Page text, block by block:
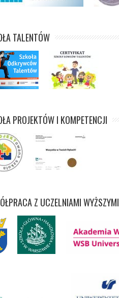
TALENTÓW
PROJEKTÓW I KOMPETENCJI
Z UCZELNIAMI WYŻSZYMI